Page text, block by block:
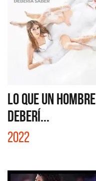
LO QUE UN HOMBRE
DEBERÍ...
2022